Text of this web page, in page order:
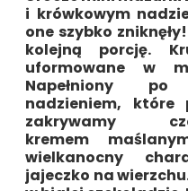
i krówkowym
one szybko
kolejną porcję.
uformowane w
Napełniony
nadzieniem, które
zakrywamy
kremem
wielkanocny
jajeczko na